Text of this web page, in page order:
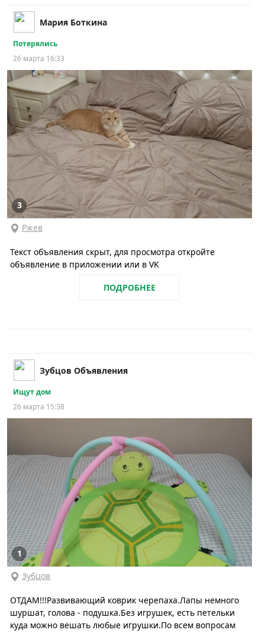
Мария Боткина
Потерялись
26 марта 16:33
3
Ржев
Текст объявления скрыт, для просмотра откройте
объявление в приложении или в VK
ПОДРОБНЕЕ
Зубцов Объявления
Ищут дом
26 марта 15:38
1
Зубцов
ОТДАМ!!!Развивающий коврик черепаха.Лапы немного
шуршат, голова - подушка.Без игрушек, есть петельки
куда можно вешать любые игрушки.По всем вопросам